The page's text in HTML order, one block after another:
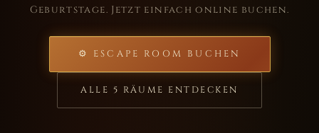
Geburtstage. Jetzt einfach online buchen.
⚙ ESCAPE ROOM BUCHEN
ALLE 5 RÄUME ENTDECKEN